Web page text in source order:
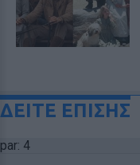
ΔΕΙΤΕ ΕΠΙΣΗΣ
par: 4